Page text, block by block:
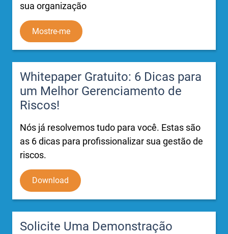
sua organização
Mostre-me
Whitepaper Gratuito: 6 Dicas para
um Melhor Gerenciamento de
Riscos!
Nós já resolvemos tudo para você. Estas são
as 6 dicas para profissionalizar sua gestão de
riscos.
Download
Solicite Uma Demonstração